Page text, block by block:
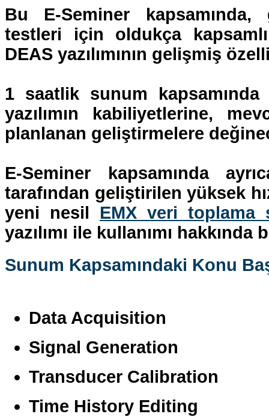
Bu E-Seminer
testleri için oldukça
DEAS yazılımının gelişmiş
1 saatlik sunum kapsamında
yazılımın kabiliyetlerine,
planlanan geliştirmelere
E-Seminer kapsamında
tarafından geliştirilen yüksek
yeni nesil EMX veri toplama
yazılımı ile kullanımı
Sunum Kapsamındaki Konu
Data Acquisition
Signal Generation
Transducer Calibration
Time History Editing